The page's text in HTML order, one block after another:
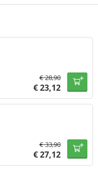
€28,90
€23,12
€33,90
€27,12